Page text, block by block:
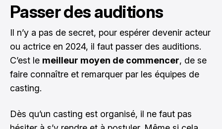
Passer des auditions
Il n’y a pas de secret, pour espérer devenir acteur
ou actrice en 2024, il faut passer des auditions.
C’est le meilleur moyen de commencer, de se
faire connaître et remarquer par les équipes de
casting.
Dès qu’un casting est organisé, il ne faut pas